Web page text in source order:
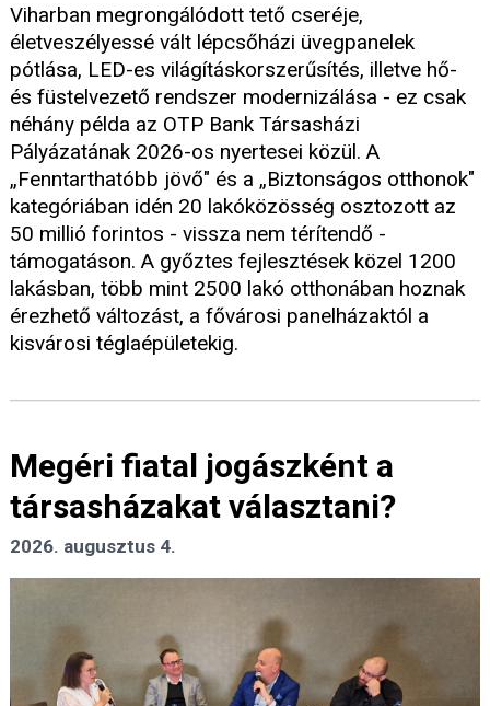
Viharban megrongálódott tető cseréje,
életveszélyessé vált lépcsőházi üvegpanelek
pótlása, LED-es világításkorszerűsítés, illetve hő-
és füstelvezető rendszer modernizálása - ez csak
néhány példa az OTP Bank Társasházi
Pályázatának 2026-os nyertesei közül. A
„Fenntarthatóbb jövő" és a „Biztonságos otthonok"
kategóriában idén 20 lakóközösség osztozott az
50 millió forintos - vissza nem térítendő -
támogatáson. A győztes fejlesztések közel 1200
lakásban, több mint 2500 lakó otthonában hoznak
érezhető változást, a fővárosi panelházaktól a
kisvárosi téglaépületekig.
Megéri fiatal jogászként a
társasházakat választani?
2026. augusztus 4.